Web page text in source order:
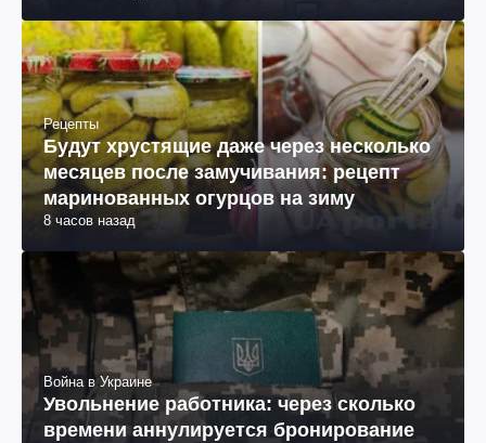
Рецепты
Будут хрустящие даже через несколько
месяцев после замучивания: рецепт
маринованных огурцов на зиму
8 часов назад
Война в Украине
Увольнение работника: через сколько
времени аннулируется бронирование